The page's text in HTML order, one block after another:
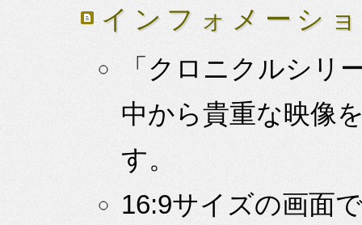
インフォメーシ
「クロニクルシ
中から貴重な映像
す。
16:9サイズの画面